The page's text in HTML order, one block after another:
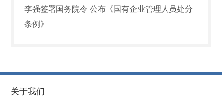
李强签署国务院令 公布《国有企业管理人员处分
条例》
关于我们